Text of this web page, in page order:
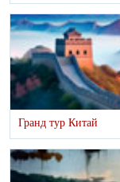
Гранд тур Китай